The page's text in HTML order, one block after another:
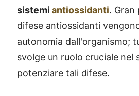
sistemi antiossidanti. Gran
difese antiossidanti
autonomia dall'organismo;
svolge un ruolo cruciale nel
potenziare tali difese.